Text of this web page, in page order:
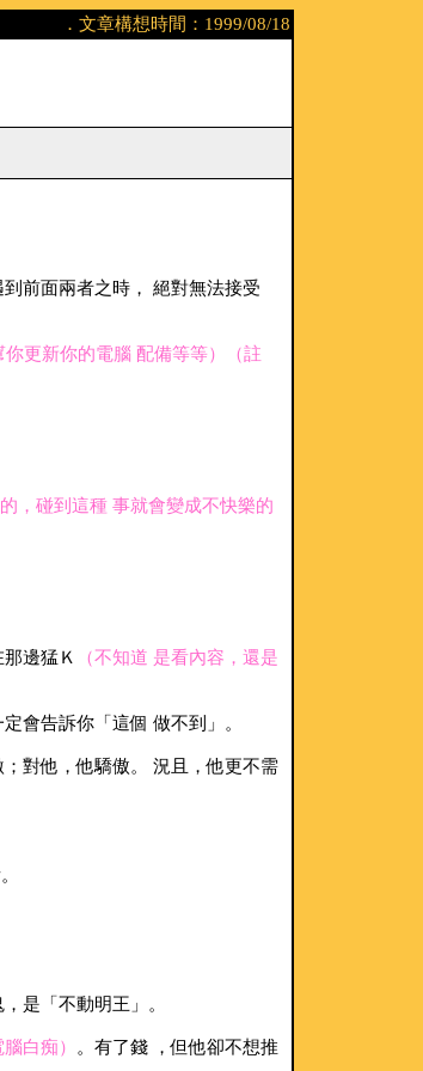
．文章構想時間：1999/08/18
前面兩者之時， 絕對無法接受
更新你的電腦 配備等等）
（註
的，碰到這種 事就會變成不快樂的
邊猛Ｋ
（不知道 是看內容，還是
會告訴你「這個 做不到」。
對他，他驕傲。 況且，他更不需
是「不動明王」。
白痴）
。有了錢 ，但他卻不想推